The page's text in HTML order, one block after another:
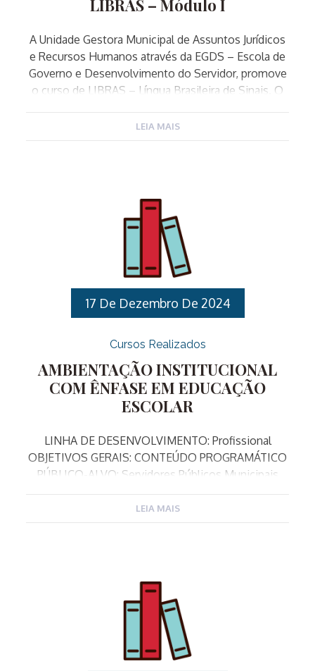
LIBRAS – Módulo I
A Unidade Gestora Municipal de Assuntos Jurídicos
e Recursos Humanos através da EGDS – Escola de
Governo e Desenvolvimento do Servidor, promove
o curso de LIBRAS – Língua Brasileira de Sinais. O
Municipais. O curso é composto por doze
vagas. V. Carga horária: 30 horas . VI. Datas: 17, 24 e
31 de março, 07, 14 e 28 de abril, 05, 12, 19 e 26 de
maio e […]
LEIA MAIS
17 De Dezembro De 2024
Cursos Realizados
AMBIENTAÇÃO INSTITUCIONAL
COM ÊNFASE EM EDUCAÇÃO
ESCOLAR
LINHA DE DESENVOLVIMENTO: Profissional
OBJETIVOS GERAIS: CONTEÚDO PROGRAMÁTICO
PÚBLICO-ALVO: Servidores Públicos Municipais
Seletivo Nº 02/2023 para ocupar o cargo de
da capacitação clique aqui. Para realizar sua
inscrição clique aqui
LEIA MAIS